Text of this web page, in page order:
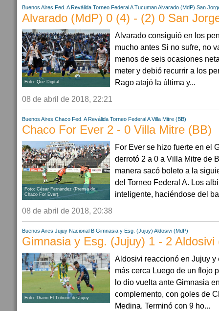
Buenos Aires Fed. A Reválida Torneo Federal A TucumanAlvarado (MdP) San
Alvarado (MdP) 0 (4) - (2) 0 San
Foto: Que Digital.
Alvarado consiguió en los
mucho antes Si no sufre, no
menos de seis ocasiones
meter y debió recurrir a los
Rago atajó la última y...
08 de abril de 2018, 22:21
Buenos Aires Chaco Fed. A Reválida Torneo Federal A Villa Mitre (BB)
Chaco For Ever 2 - 0 Villa Mitre (BB)
Foto: César Fernández (Prensa de
Chaco For Ever).
For Ever se hizo fuerte en el
derrotó 2 a 0 a Villa Mitre de
manera sacó boleto a la
del Torneo Federal A. Los
inteligente, haciéndose del
08 de abril de 2018, 20:38
Buenos Aires Jujuy Nacional B Gimnasia y Esg. (Jujuy) Aldosivi (MdP)
Gimnasia y Esg. (Jujuy) 1 - 2 Aldosivi
Foto: Diario El Tribuno de Jujuy.
Aldosivi reaccionó en Jujuy y
más cerca Luego de un flojo
lo dio vuelta ante Gimnasia
complemento, con goles de
Medina. Terminó con 9 ho...